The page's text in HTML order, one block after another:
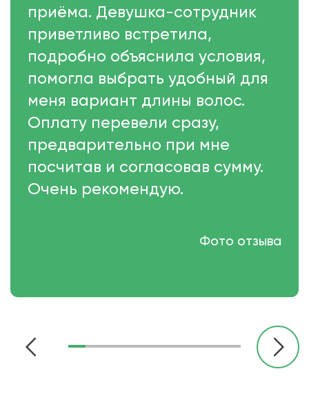
приёма. Девушка-сотрудник
приветливо встретила,
подробно объяснила условия,
помогла выбрать удобный для
меня вариант длины волос.
Оплату перевели сразу,
предварительно при мне
посчитав и согласовав сумму.
Очень рекомендую.
Фото отзыва